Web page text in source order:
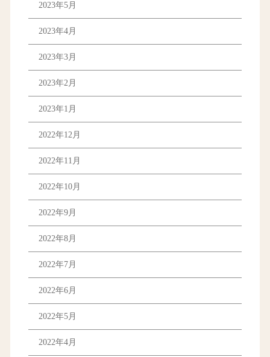
2023年5月
2023年4月
2023年3月
2023年2月
2023年1月
2022年12月
2022年11月
2022年10月
2022年9月
2022年8月
2022年7月
2022年6月
2022年5月
2022年4月